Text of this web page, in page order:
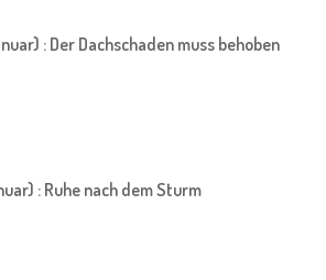
: Der Dachschaden muss behoben
: Ruhe nach dem Sturm